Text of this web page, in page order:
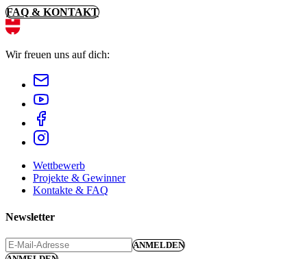
FAQ & KONTAKT
Wir freuen uns auf dich:
Wettbewerb
Projekte & Gewinner
Kontakte & FAQ
Newsletter
ANMELDEN